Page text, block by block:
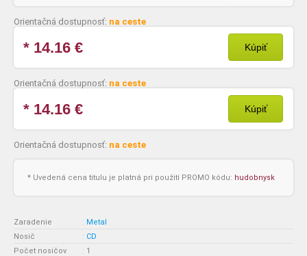
Orientačná dostupnosť: na ceste
* 14.16 € Kúpiť
Orientačná dostupnosť: na ceste
* 14.16 € Kúpiť
Orientačná dostupnosť: na ceste
* Uvedená cena titulu je platná pri použití PROMO kódu: hudobnysk
Zaradenie : Metal
Nosič
: CD
Počet nosičov
: 1